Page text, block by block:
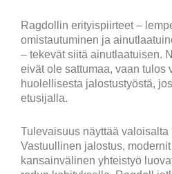
Ragdollin erityispiirteet –
omistautuminen ja
– tekevät siitä ainutlaatuisen.
eivät ole sattumaa, vaan tulos
huolellisesta jalostustyöstä,
etusijalla.
Tulevaisuus näyttää
Vastuullinen jalostus,
kansainvälinen yhteistyö